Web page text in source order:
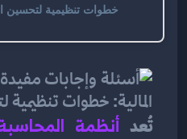
خطوات تنظيمية لتحسين
تُعد أنظمة